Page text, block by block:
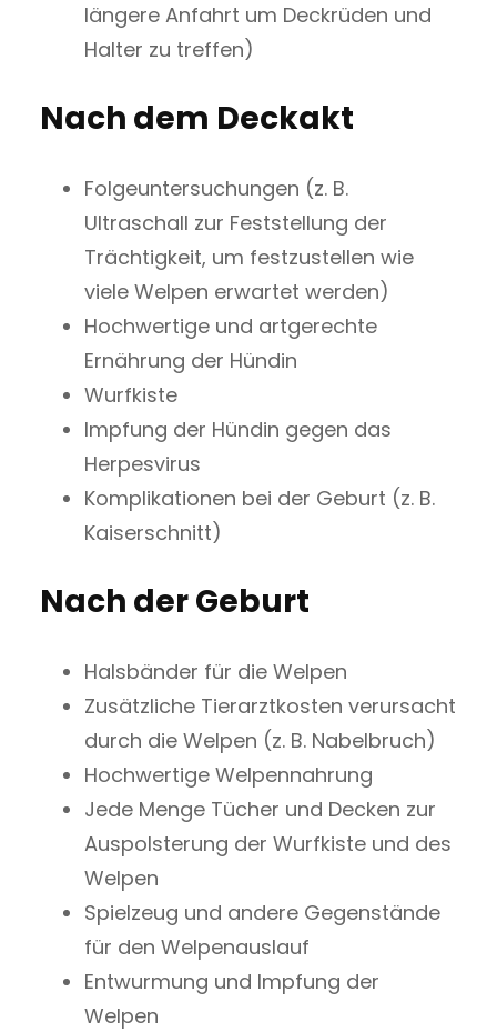
längere Anfahrt um Deckrüden und
Halter zu treffen)
Nach dem Deckakt
Folgeuntersuchungen (z. B.
Ultraschall zur Feststellung der
Trächtigkeit, um festzustellen wie
viele Welpen erwartet werden)
Hochwertige und artgerechte
Ernährung der Hündin
Wurfkiste
Impfung der Hündin gegen das
Herpesvirus
Komplikationen bei der Geburt (z. B.
Kaiserschnitt)
Nach der Geburt
Halsbänder für die Welpen
Zusätzliche Tierarztkosten verursacht
durch die Welpen (z. B. Nabelbruch)
Hochwertige Welpennahrung
Jede Menge Tücher und Decken zur
Auspolsterung der Wurfkiste und des
Welpen
Spielzeug und andere Gegenstände
für den Welpenauslauf
Entwurmung und Impfung der
Welpen